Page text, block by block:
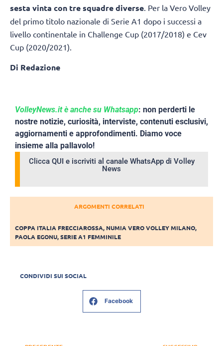
sesta vinta con tre squadre diverse . Per la Vero Volley
del primo titolo nazionale di Serie A1 dopo i successi a
livello continentale in Challenge Cup (2017/2018) e Cev
Cup (2020/2021).
Di Redazione
VolleyNews.it è anche su Whatsapp: non perderti le
nostre notizie, curiosità, interviste, contenuti esclusivi,
aggiornamenti e approfondimenti. Diamo voce
insieme alla pallavolo!
Clicca QUI e iscriviti al canale WhatsApp di Volley
News
ARGOMENTI CORRELATI
COPPA ITALIA FRECCIAROSSA, NUMIA VERO VOLLEY MILANO,
PAOLA EGONU,SERIE A1 FEMMINILE
CONDIVIDI SUI SOCIAL
Facebook